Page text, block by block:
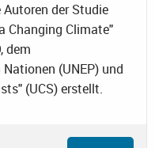
der Studie
Changing Climate"
dem
(UNEP) und
(UCS) erstellt.